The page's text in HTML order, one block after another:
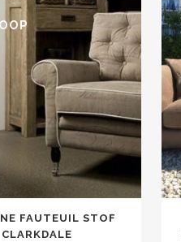
FAUTEUIL STOF
CLARKDALE